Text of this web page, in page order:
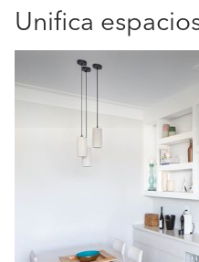
Unifica